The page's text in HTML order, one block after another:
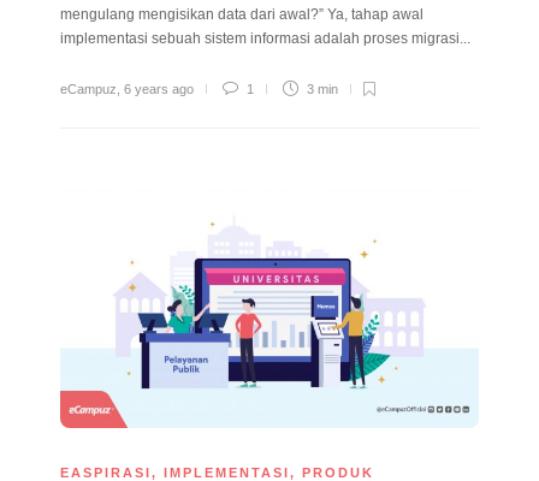
mengulang mengisikan data dari awal?” Ya, tahap awal
implementasi sebuah sistem informasi adalah proses migrasi...
eCampuz 6 years ago 1 3 min
EASPIRASI, IMPLEMENTASI, PRODUK